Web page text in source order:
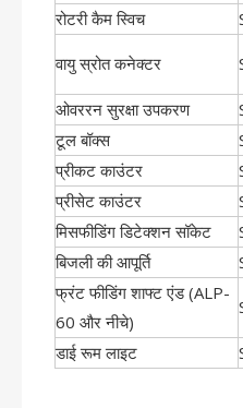
रोटरी कैम स्विच
वायु स्रोत कनेक्टर
ओवररन सुरक्षा उपकरण
टूल बॉक्स
प्रीकट काउंटर
प्रीसेट काउंटर
मिसफीडिंग डिटेक्शन सॉकेट
बिजली की आपूर्ति
फ्रंट फीडिंग शाफ्ट एंड (ALP-
60 और नीचे)
डाई रूम लाइट